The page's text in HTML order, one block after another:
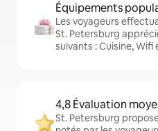
Équipements
Les voyageurs
St. Petersburg
suivants : Cuisine, Wifi
4,8 Évaluation
St. Petersburg